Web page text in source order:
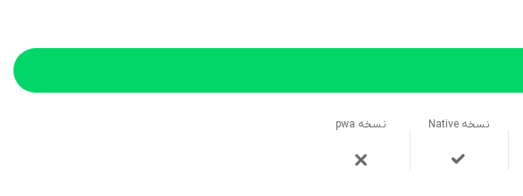
نسخه Native نسخه pwa